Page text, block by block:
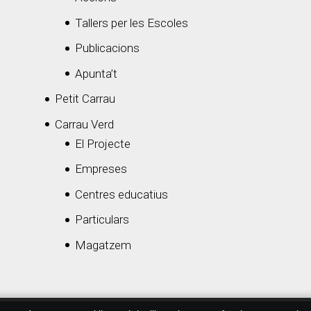
Tallers per les Escoles
Publicacions
Apunta’t
Petit Carrau
Carrau Verd
El Projecte
Empreses
Centres educatius
Particulars
Magatzem